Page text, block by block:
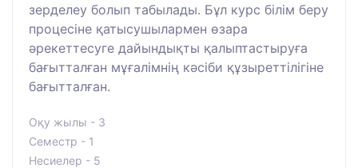
зерделеу болып табылады. Бұл курс білім беру
процесіне қатысушылармен өзара
әрекеттесуге дайындықты қалыптастыруға
бағытталған мұғалімнің кәсіби құзыреттілігіне
бағытталған.
Оқу жылы - 3
Семестр - 1
Несиелер - 5